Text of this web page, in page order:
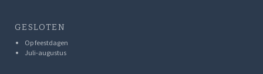
GESLOTEN
Op feestdagen
Juli-augustus